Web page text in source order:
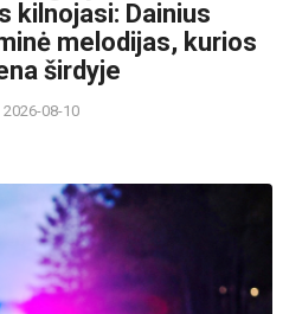
kilnojasi: Dainius
melodijas, kurios
širdyje
2026-08-10